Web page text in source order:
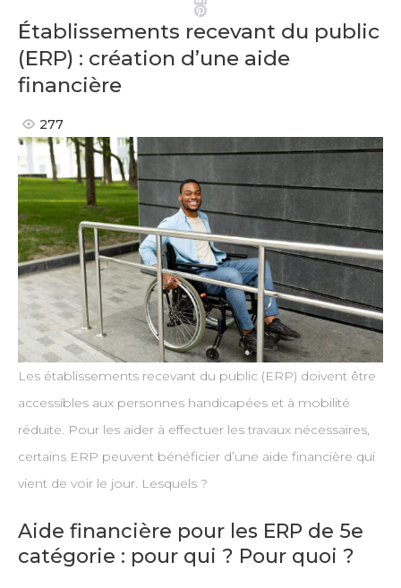
Pinterest
Établissements recevant du public
(ERP) : création d’une aide
financière
277
Les établissements recevant du public (ERP) doivent être
accessibles aux personnes handicapées et à mobilité
réduite. Pour les aider à effectuer les travaux nécessaires,
certains ERP peuvent bénéficier d’une aide financière qui
vient de voir le jour. Lesquels ?
Aide financière pour les ERP de 5e
catégorie : pour qui ? Pour quoi ?